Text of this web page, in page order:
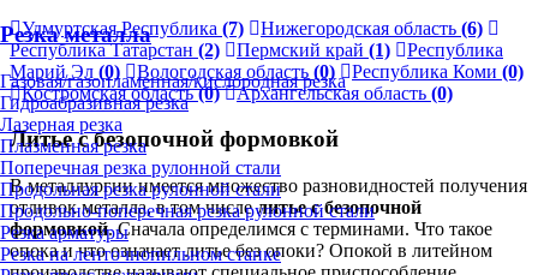
Резка металла
Газовая/газопламенная/кислородная резка
Гидроабразивная резка
Лазерная резка
Плазменная резка
Поперечная резка рулонной стали
Продольная резка рулонной стали
Продольно-поперечная резка рулонной стали
Резка арматуры
Резка на ленточнопильном станке
Удмуртская Республика (7) Нижегородская область (6)
Республика Татарстан (2) Пермский край (1)
Республика
Марий Эл (0) Вологодская область (0) Республика Коми (0)
Костромская область(0) Архангельская область (0)
Литье с безопочной формовкой
В металлургии имеется множество разновидностей получения
отливок металла, в том числелитье с безопочной
формовкой. Сначала определимся с терминами. Что такое
опока и что означает литье без опоки? Опокой в литейном